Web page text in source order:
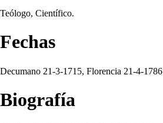
Teólogo, Científico.
Fechas
Decumano 21-3-1715, Florencia 21-4-1786
Biografía